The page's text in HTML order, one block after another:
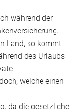
während der
Land, so kommt
des Urlaubs
welche einen
da die gesetzliche